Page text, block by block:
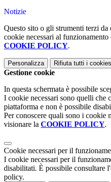
Notizie
Questo sito o gli strumenti terzi
cookie necessari al
COOKIE POLICY.
Personalizza Rifiuta tutti i cookies
Gestione cookie
In questa schermata è possibile
I cookie necessari sono quelli che
piattaforma e non è possibile
Per conoscere quali sono i cookie
visionare la COOKIE POLICY.
Cookie necessari per il
I cookie necessari per il
disabilitati. È possibile consultare
policy.